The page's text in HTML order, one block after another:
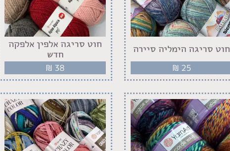
חוט סריגה הימליה סיירה
₪ 25
חוט סריגה אלפין אלפקה
חדש
₪ 38